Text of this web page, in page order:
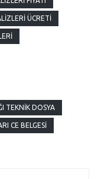
ÜCRETI
TEKNIK DOSYA
CE BELGESI